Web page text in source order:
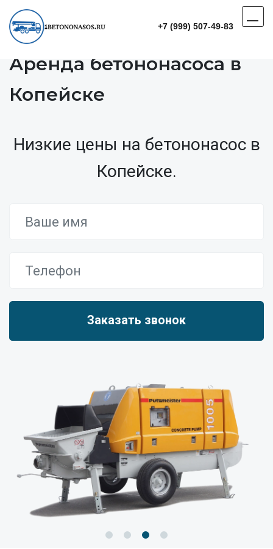
+7 (999) 507-49-83
Аренда бетононасоса в
Копейске
Низкие цены на бетононасос в
Копейске.